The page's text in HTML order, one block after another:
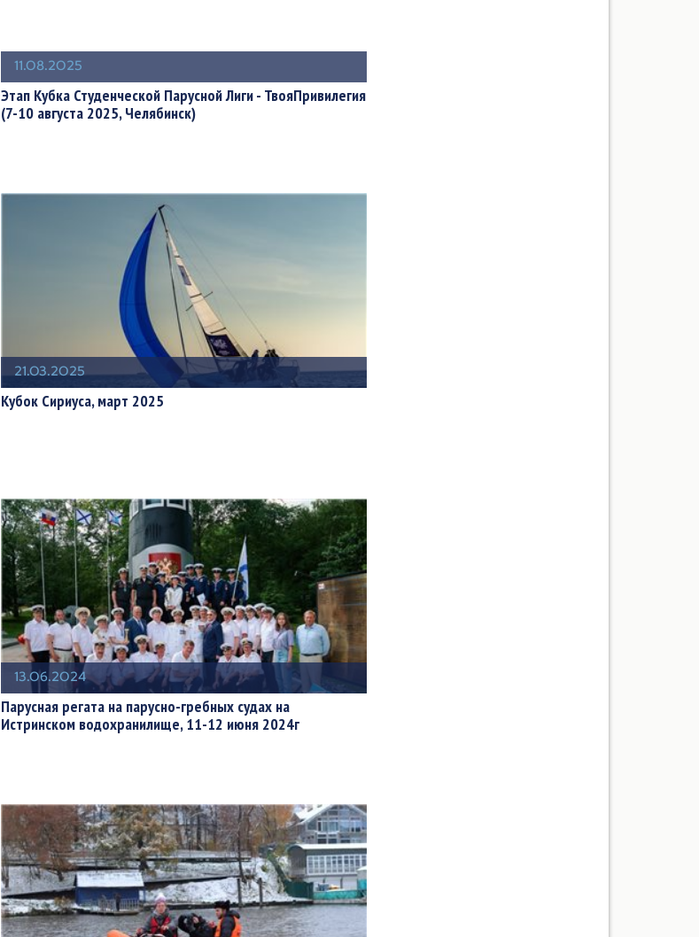
11.08.2025
Этап Кубка Студенческой Парусной Лиги - ТвояПривилегия
(7-10 августа 2025, Челябинск)
21.03.2025
Кубок Сириуса, март 2025
13.06.2024
Парусная регата на парусно-гребных судах на
Истринском водохранилище, 11-12 июня 2024г